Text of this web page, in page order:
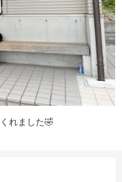
れました🤣